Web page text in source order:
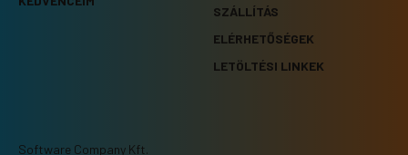
SZÁLLÍTÁS
ELÉRHETŐSÉGEK
LETÖLTÉSI LINKEK
Software Company Kft.